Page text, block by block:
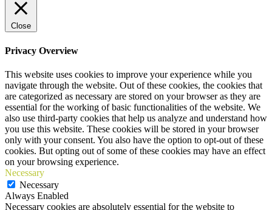
Close
Privacy Overview
This website uses cookies to improve your experience while you
navigate through the website. Out of these cookies, the cookies that
are categorized as necessary are stored on your browser as they are
essential for the working of basic functionalities of the website. We
also use third-party cookies that help us analyze and understand how
you use this website. These cookies will be stored in your browser
only with your consent. You also have the option to opt-out of these
cookies. But opting out of some of these cookies may have an effect
on your browsing experience.
Necessary
Necessary
Always Enabled
Necessary cookies are absolutely essential for the website to